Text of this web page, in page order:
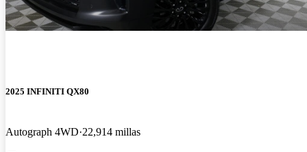
2025 INFINITI QX80
Autograph 4WD 22,914 millas